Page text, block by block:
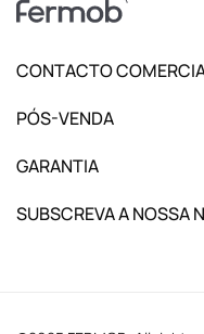
CONTACTO
PÓS-VENDA
GARANTIA
SUBSCREVA A NOSSA